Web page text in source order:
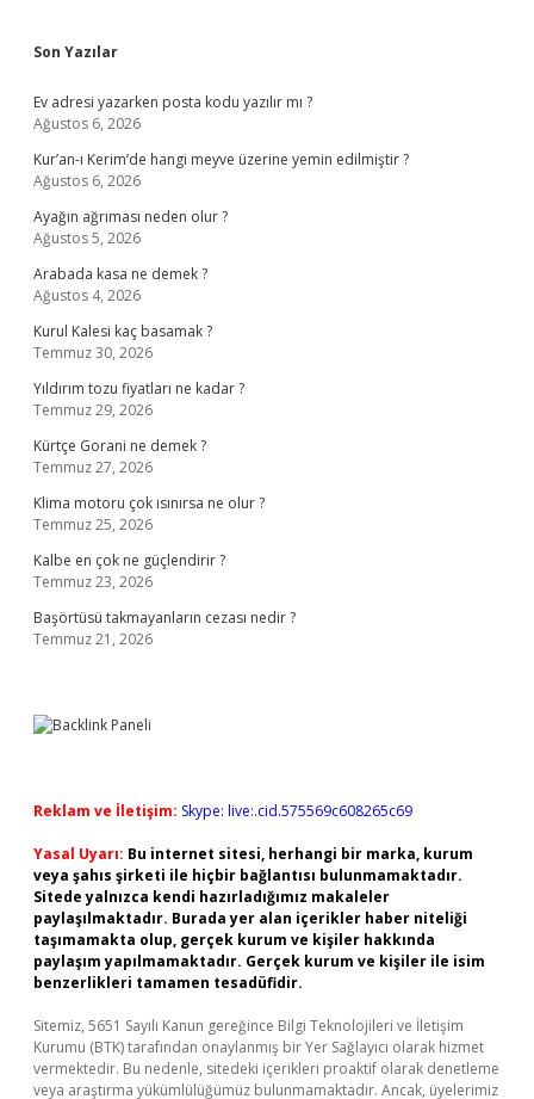
Sidebar
Son Yazılar
Ev adresi yazarken posta kodu yazılır mı ?
Ağustos 6, 2026
Kur’an-ı Kerim’de hangi meyve üzerine yemin edilmiştir ?
Ağustos 6, 2026
Ayağın ağrıması neden olur ?
Ağustos 5, 2026
Arabada kasa ne demek ?
Ağustos 4, 2026
Kurul Kalesi kaç basamak ?
Temmuz 30, 2026
Yıldırım tozu fiyatları ne kadar ?
Temmuz 29, 2026
Kürtçe Gorani ne demek ?
Temmuz 27, 2026
Klima motoru çok ısınırsa ne olur ?
Temmuz 25, 2026
Kalbe en çok ne güçlendirir ?
Temmuz 23, 2026
Başörtüsü takmayanların cezası nedir ?
Temmuz 21, 2026
Reklam ve İletişim: Skype: live:.cid.575569c608265c69
Yasal Uyarı: Bu internet sitesi, herhangi bir marka, kurum
veya şahıs şirketi ile hiçbir bağlantısı bulunmamaktadır.
Sitede yalnızca kendi hazırladığımız makaleler
paylaşılmaktadır. Burada yer alan içerikler haber niteliği
taşımamakta olup, gerçek kurum ve kişiler hakkında
paylaşım yapılmamaktadır. Gerçek kurum ve kişiler ile isim
benzerlikleri tamamen tesadüfidir.
Sitemiz, 5651 Sayılı Kanun gereğince Bilgi Teknolojileri ve İletişim
Kurumu (BTK) tarafından onaylanmış bir Yer Sağlayıcı olarak hizmet
vermektedir. Bu nedenle, sitedeki içerikleri proaktif olarak denetleme
veya araştırma yükümlülüğümüz bulunmamaktadır. Ancak, üyelerimiz